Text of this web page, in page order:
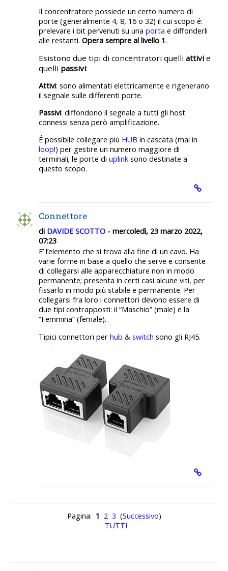
Il concentratore possiede un certo numero di
porte (generalmente 4, 8, 16 o 32) il cui scopo é:
prelevare i bit pervenuti su una porta e diffonderli
alle restanti. Opera sempre al livello 1.
Esistono due tipi di concentratori quelli attivi e
quelli passivi:
Attivi: sono alimentati elettricamente e rigenerano
il segnale sulle differenti porte.
Passivi: diffondono il segnale a tutti gli host
connessi senza però amplificazione.
É possibile collegare piú HUB in cascata (mai in
loop!) per gestire un numero maggiore di
terminali; le porte di uplink sono destinate a
questo scopo.
Connettore
di DAVIDE SCOTTO - mercoledì, 23 marzo 2022,
07:23
E’ l’elemento che si trova alla fine di un cavo. Ha
varie forme in base a quello che serve e consente
di collegarsi alle apparecchiature non in modo
permanente; presenta in certi casi alcune viti, per
fissarlo in modo più stabile e permanente. Per
collegarsi fra loro i connettori devono essere di
due tipi contrapposti: il “Maschio” (male) e la
“Femmina” (female).
Tipici connettori per hub & switch sono gli RJ45.
Pagina: 1 2 3 (Successivo)
TUTTI